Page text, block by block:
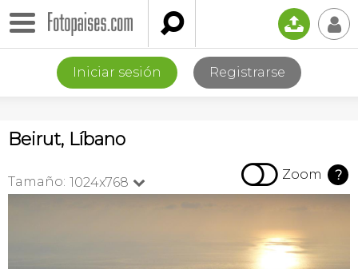
 📤 👤
Iniciar sesión Registrarse
Beirut, Líbano
Tamaño: 1024x768   Zoom ?